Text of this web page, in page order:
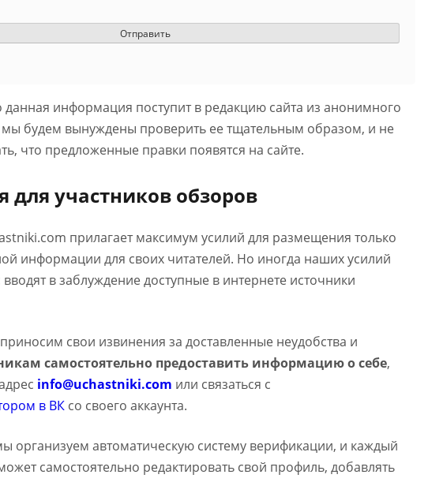
данная информация поступит в редакцию сайта из анонимного
мы будем вынуждены проверить ее тщательным образом, и не
что предложенные правки появятся на сайте.
участников обзоров
прилагает максимум усилий для размещения только
информации для своих читателей. Но иногда наших усилий
в заблуждение доступные в интернете источники
свои извинения за доставленные неудобства и
самостоятельно предоставить информацию о себе,
info@uchastniki.com или связаться с
в ВК со своего аккаунта.
организуем автоматическую систему верификации, и каждый
самостоятельно редактировать свой профиль, добавлять